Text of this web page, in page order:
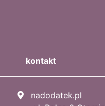
kontakt
nadodatek.pl